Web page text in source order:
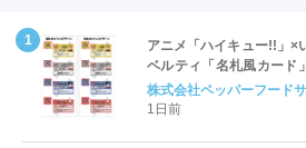
アニメ「ハイキュー!!」×
ベルティ「名札風カード
対応についてのご案内
株式会社ペッパーフード
1日前